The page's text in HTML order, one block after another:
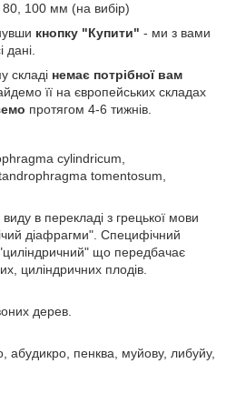
100 мм (на вибір)
кнопку "Купити" - ми з вами
дані.
складі немає потрібної вам
її на європейських складах
протягом 4-6 тижнів.
cylindricum,
tomentosum,
в перекладі з грецької мови
діафрагми". Специфічний
що передбачає
циліндричних плодів.
дерев.
абудикро, пенква, муйову, либуйу,